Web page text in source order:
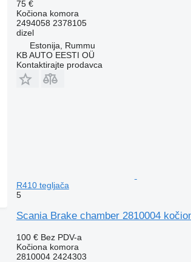
75 €
Kočiona komora
2494058 2378105
dizel
Estonija, Rummu
KB AUTO EESTI OÜ
Kontaktirajte prodavca
R410 tegljača
5
Scania Brake chamber 2810004
100 € Bez PDV-a
Kočiona komora
2810004 2424303